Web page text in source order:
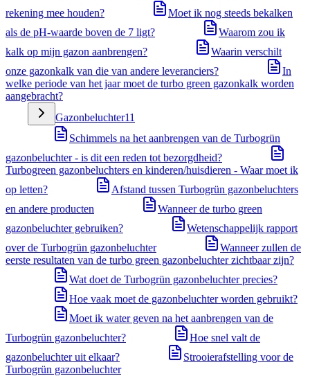
rekening mee houden?
Moet ik nog steeds bekalken
als de pH-waarde boven de 7 ligt?
Waarom zou ik
kalk op mijn gazon aanbrengen?
Waarin verschilt
onze gazonkalk van die van andere leveranciers?
In
welke periode van het jaar moet de turbo green gazonkalk worden
aangebracht?
Gazonbeluchter11
Schimmels na het aanbrengen van de Turbogrün
gazonbeluchter - is dit een reden tot bezorgdheid?
Turbogreen gazonbeluchters en kinderen/huisdieren - Waar moet ik
op letten?
Afstand tussen Turbogrün gazonbeluchters
en andere producten
Wanneer de turbo green
gazonbeluchter gebruiken?
Wetenschappelijk rapport
over de Turbogrün gazonbeluchter
Wanneer zullen de
eerste resultaten van de turbo green gazonbeluchter zichtbaar zijn?
Wat doet de Turbogrün gazonbeluchter precies?
Hoe vaak moet de gazonbeluchter worden gebruikt?
Moet ik water geven na het aanbrengen van de
Turbogrün gazonbeluchter?
Hoe snel valt de
gazonbeluchter uit elkaar?
Strooierafstelling voor de
Turbogrün gazonbeluchter